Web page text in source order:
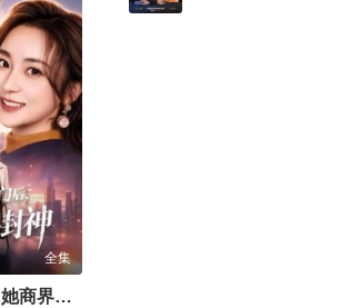
全集
被逐出家门后，她商界封神